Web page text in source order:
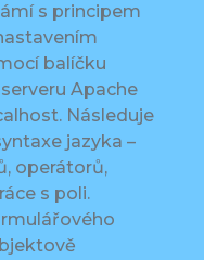
s principem
balíčku
Apache
Následuje
jazyka –
operátorů,
s poli.